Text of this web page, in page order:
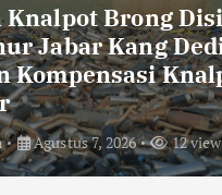
Knalpot Brong
Jabar Kang
Kompensasi
Agustus 7, 2026 12